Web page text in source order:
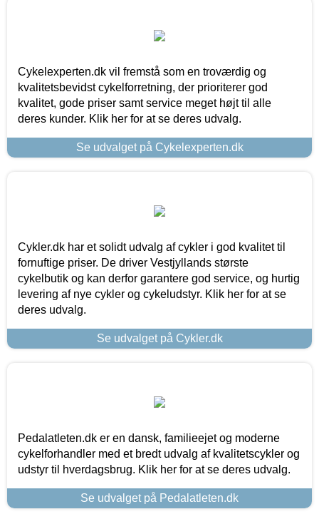
Cykelexperten.dk vil fremstå som en troværdig og
kvalitetsbevidst cykelforretning, der prioriterer god
kvalitet, gode priser samt service meget højt til alle
deres kunder. Klik her for at se deres udvalg.
Se udvalget på Cykelexperten.dk
Cykler.dk har et solidt udvalg af cykler i god kvalitet til
fornuftige priser. De driver Vestjyllands største
cykelbutik og kan derfor garantere god service, og hurtig
levering af nye cykler og cykeludstyr. Klik her for at se
deres udvalg.
Se udvalget på Cykler.dk
Pedalatleten.dk er en dansk, familieejet og moderne
cykelforhandler med et bredt udvalg af kvalitetscykler og
udstyr til hverdagsbrug. Klik her for at se deres udvalg.
Se udvalget på Pedalatleten.dk